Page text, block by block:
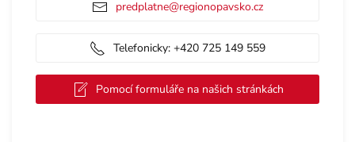
predplatne@regionopavsko.cz
Telefonicky: +420 725 149 559
Pomocí formuláře na našich stránkách